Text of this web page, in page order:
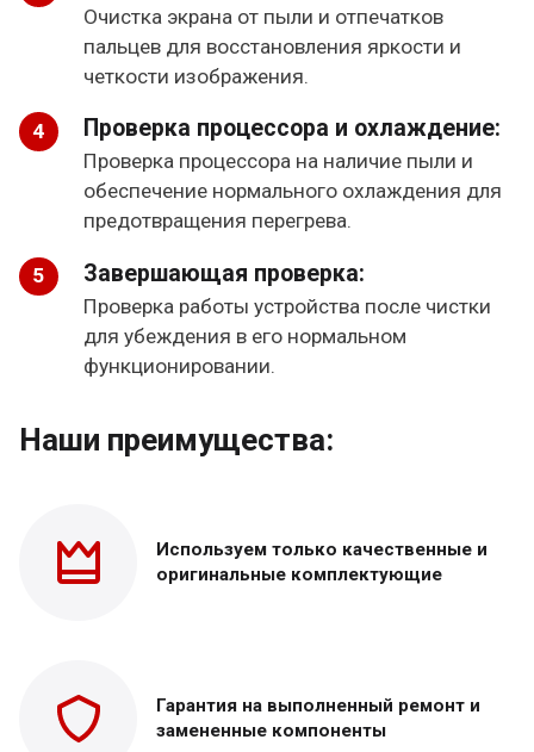
Очистка экрана от пыли и отпечатков
пальцев для восстановления яркости и
четкости изображения.
Проверка процессора и охлаждение:
Проверка процессора на наличие пыли и
обеспечение нормального охлаждения для
предотвращения перегрева.
Завершающая проверка:
Проверка работы устройства после чистки
для убеждения в его нормальном
функционировании.
Наши преимущества:
Используем только качественные и
оригинальные комплектующие
Гарантия на выполненный ремонт и
замененные компоненты